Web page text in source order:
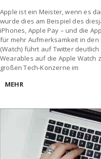
Apple ist ein Meister, wenn es
wurde dies am Beispiel des
iPhones, Apple Pay – und die
für mehr Aufmerksamkeit in
(Watch) führt auf Twitter
Wearables auf die Apple Watch
großen Tech-Konzerne im
MEHR